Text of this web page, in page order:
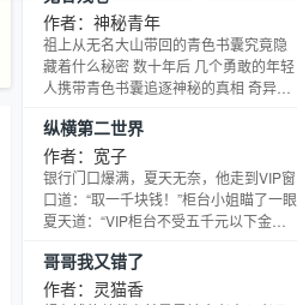
开始了坎坷仙路，从此以后他命运发生
了改变，他挑战王者，诛杀天下，一步
一步走向巅峰。九重境界养生 伐毛真气
罡气小宇宙神变 无极寂灭重生共九重
巅峰？东西修道界之间的明争暗斗，人
间的爱恨情仇，长生
作者：神秘青年
祖上从无名大山带回的青色书囊究竟隐
藏着什么秘密 数十年后 几个勇敢的年轻
人携带青色书囊追逐神秘的真相 奇异的
山中的雪妖、恐怖的血尸、海底中的火
山………… 本书将带你进入宏伟庞大的
场景 阴谋、黑暗、权势 灵异、惊悚、探
险 鬼怪所敌不过的…… 唯有人心 神秘殿
堂1群：63349218 新书《诱惑高手》已
纵横第二世界
作者：宽子
银行门口爆满，夏天无奈，他走到VIP窗
口道：“取一千块钱！”柜台小姐瞄了一眼
夏天道：“VIP柜台不受五千元以下金
他办完手续之后，他却道：“在存五千！”
柜台小姐当场身亡！
哥哥我又错了
作者：灵猫香